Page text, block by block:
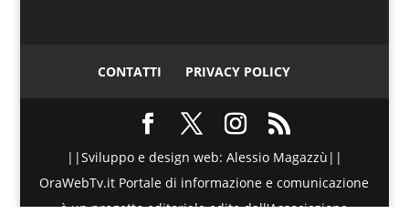
CONTATTI PRIVACY POLICY
||Sviluppo e design web: Alessio Magazzù||
OraWebTv.it Portale di informazione e comunicazione
è un progetto editoriale edito dall'Associazione